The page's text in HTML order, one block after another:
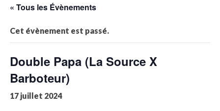
« Tous les Évènements
Cet évènement est passé.
Double Papa (La Source X
Barboteur)
17 juillet 2024